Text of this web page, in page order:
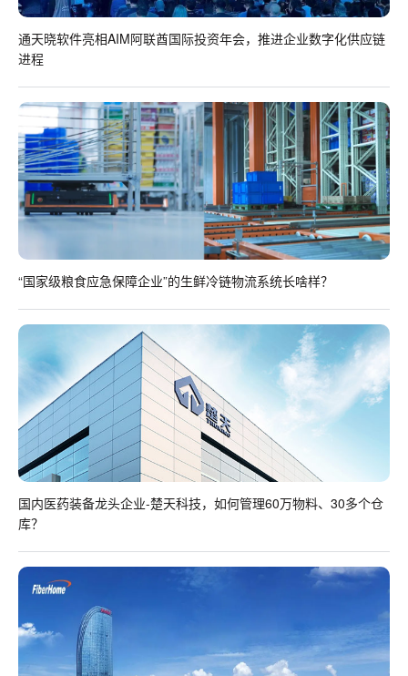
通天晓软件亮相AIM阿联酋国际投资年会，推进企业数字化供应链
进程
“国家级粮食应急保障企业”的生鲜冷链物流系统长啥样？
国内医药装备龙头企业-楚天科技，如何管理60万物料、30多个仓
库？